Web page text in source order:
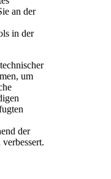
an der
in der
um
der